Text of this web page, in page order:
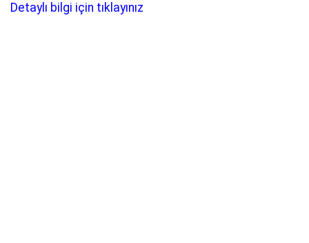
Detaylı bilgi için tıklayınız